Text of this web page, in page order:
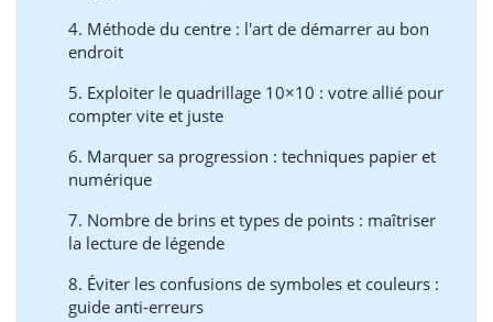
4. Méthode du centre : l'art de démarrer au bon
endroit
5. Exploiter le quadrillage 10×10 : votre allié pour
compter vite et juste
6. Marquer sa progression : techniques papier et
numérique
7. Nombre de brins et types de points : maîtriser
la lecture de légende
8. Éviter les confusions de symboles et couleurs :
guide anti-erreurs